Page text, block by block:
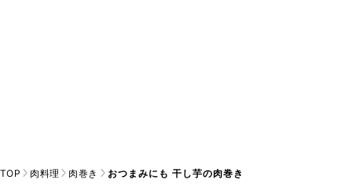
TOP 肉料理 肉巻き おつまみにも 干し芋の肉巻き